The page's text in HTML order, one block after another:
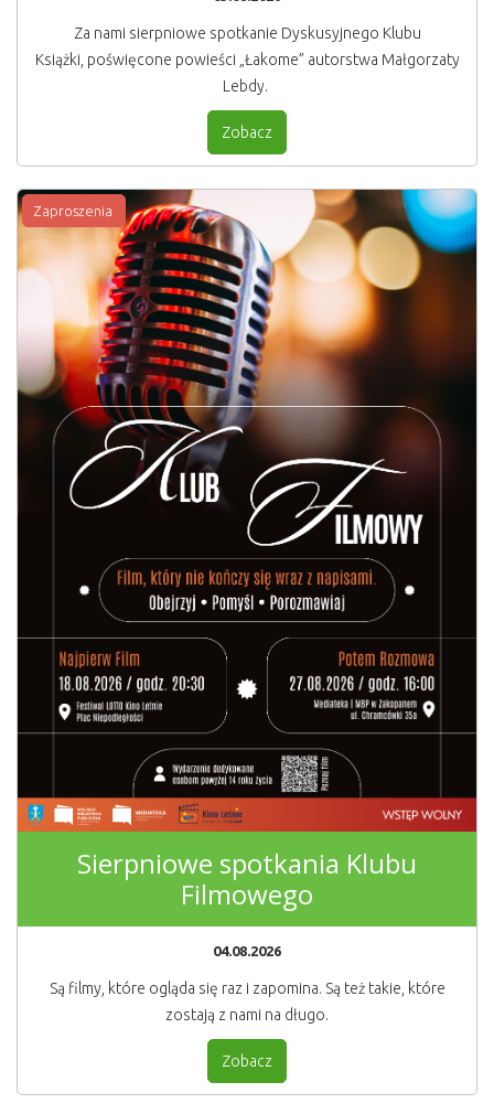
Za nami sierpniowe spotkanie Dyskusyjnego Klubu
Książki, poświęcone powieści „Łakome” autorstwa Małgorzaty
Lebdy.
Zobacz
Zaproszenia
Sierpniowe spotkania Klubu
Filmowego
04.08.2026
Są filmy, które ogląda się raz i zapomina. Są też takie, które
zostają z nami na długo.
Zobacz